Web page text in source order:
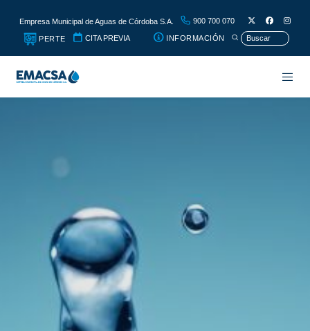
Empresa Municipal de Aguas de Córdoba S.A. 900 700 070
PERTE CITA PREVIA INFORMACIÓN